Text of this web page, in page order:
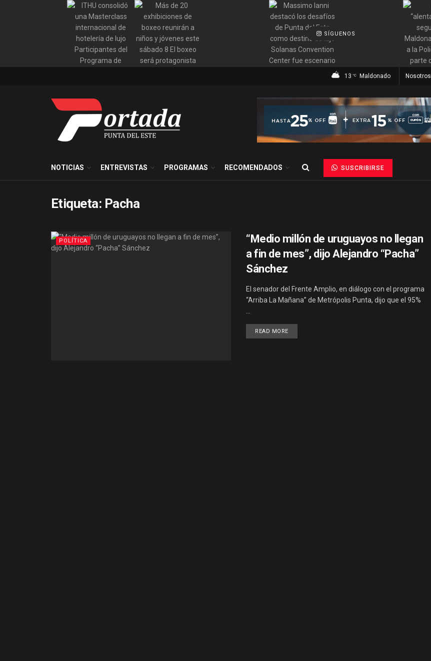
SÍGUENOS
13 °C Maldonado Nosotros
NOTICIAS ENTREVISTAS PROGRAMAS RECOMENDADOS SUSCRIBIRSE
Etiqueta: Pacha
POLÍTICA
“Medio millón de uruguayos no llegan
a fin de mes”, dijo Alejandro “Pacha”
Sánchez
El senador del Frente Amplio, en diálogo con el programa
“Arriba La Mañana” de Metrópolis Punta, dijo que el 95%
...
READ MOREDETAILS